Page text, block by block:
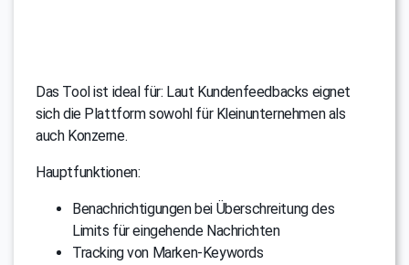
Das Tool ist ideal für: Laut Kundenfeedbacks eignet
sich die Plattform sowohl für Kleinunternehmen als
auch Konzerne.
Hauptfunktionen:
Benachrichtigungen bei Überschreitung des
Limits für eingehende Nachrichten
Tracking von Marken-Keywords